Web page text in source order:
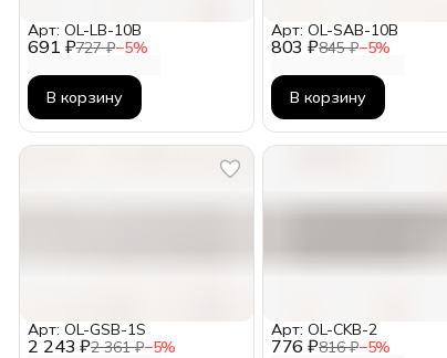
691 ₽727 ₽−5%
Арт: OL-LB-10B
В корзину
803 ₽845 ₽−5%
Арт: OL-SAB-10B
В корзину
2 243 ₽2 361 ₽−5%
Арт: OL-GSB-1S
776 ₽816 ₽−5%
Арт: OL-CKB-2